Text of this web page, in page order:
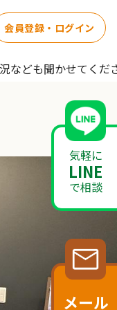
会員登録・ログイン
ども聞かせてく
気軽に
LINE
で相談
メール